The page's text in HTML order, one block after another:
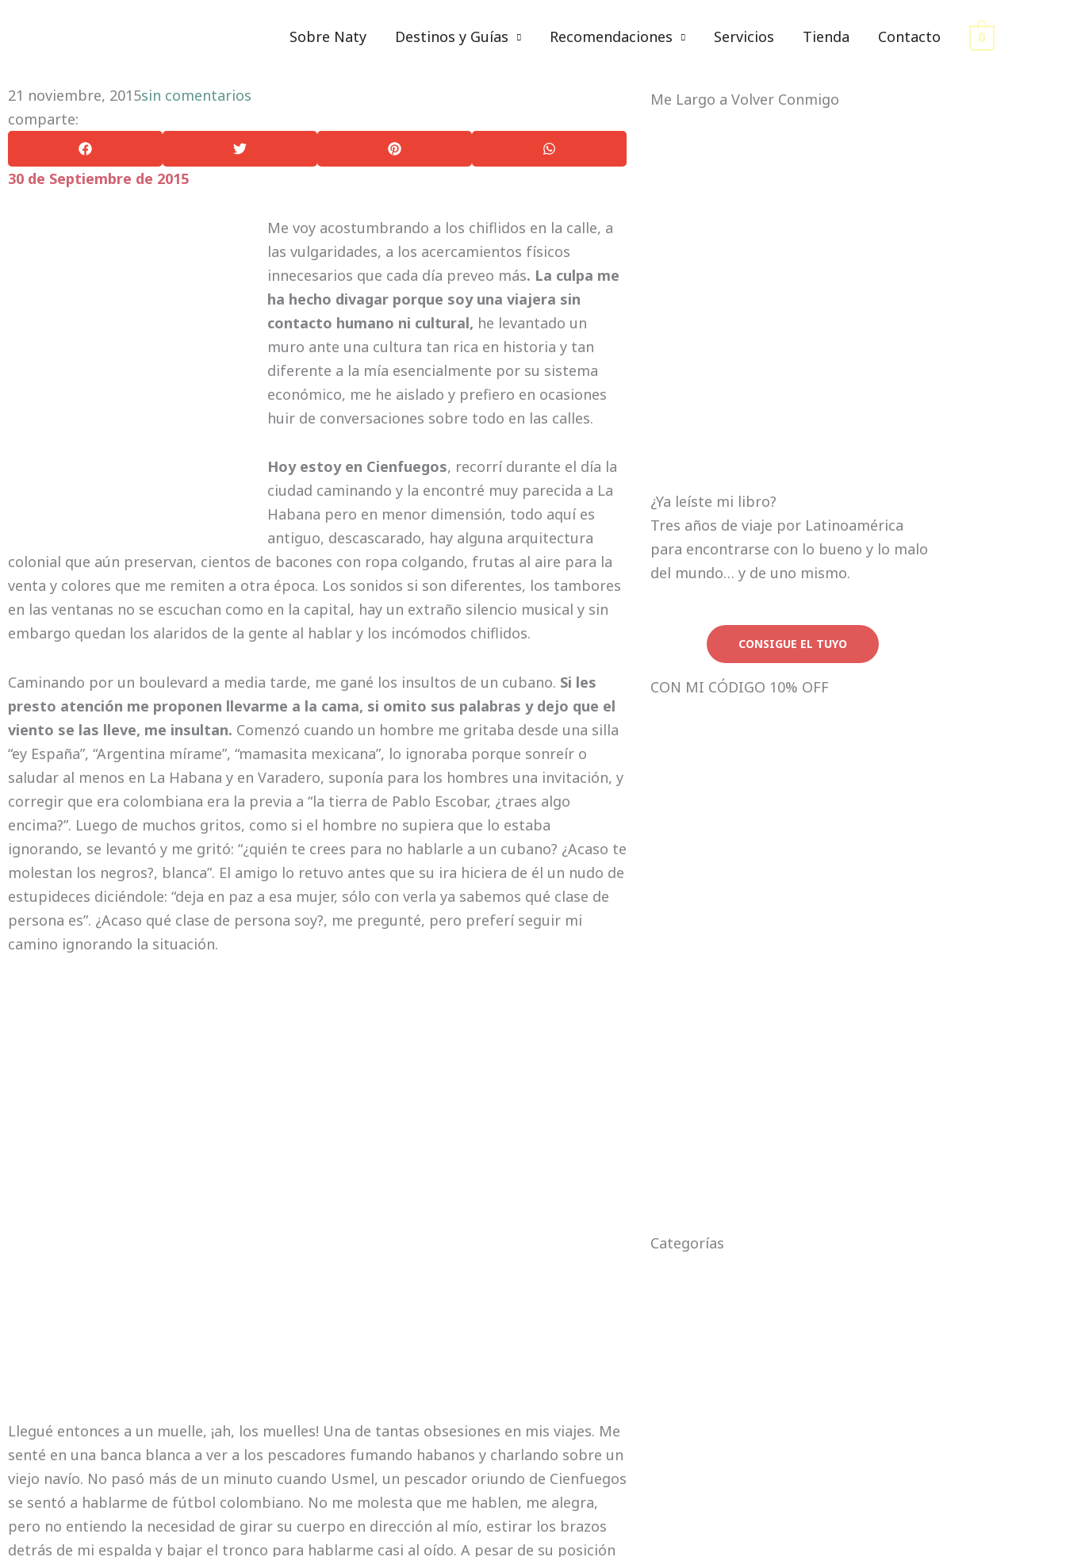
Sobre Naty Destinos y Guías Recomendaciones Servicios Tienda Contacto 0
21 noviembre, 2015sin comentarios
comparte:
30 de Septiembre de 2015
Me voy acostumbrando a los chiflidos en la calle, a
las vulgaridades, a los acercamientos físicos
innecesarios que cada día preveo más. La culpa me
ha hecho divagar porque soy una viajera sin
contacto humano ni cultural, he levantado un
muro ante una cultura tan rica en historia y tan
diferente a la mía esencialmente por su sistema
económico, me he aislado y prefiero en ocasiones
huir de conversaciones sobre todo en las calles.
Hoy estoy en Cienfuegos, recorrí durante el día la
ciudad caminando y la encontré muy parecida a La
Habana pero en menor dimensión, todo aquí es
antiguo, descascarado, hay alguna arquitectura
colonial que aún preservan, cientos de bacones con ropa colgando, frutas al aire para la
venta y colores que me remiten a otra época. Los sonidos si son diferentes, los tambores
en las ventanas no se escuchan como en la capital, hay un extraño silencio musical y sin
embargo quedan los alaridos de la gente al hablar y los incómodos chiflidos.
Caminando por un boulevard a media tarde, me gané los insultos de un cubano. Si les
presto atención me proponen llevarme a la cama, si omito sus palabras y dejo que el
viento se las lleve, me insultan. Comenzó cuando un hombre me gritaba desde una silla
“ey España”, “Argentina mírame”, “mamasita mexicana”, lo ignoraba porque sonreír o
saludar al menos en La Habana y en Varadero, suponía para los hombres una invitación, y
corregir que era colombiana era la previa a “la tierra de Pablo Escobar, ¿traes algo
encima?”. Luego de muchos gritos, como si el hombre no supiera que lo estaba
ignorando, se levantó y me gritó: “¿quién te crees para no hablarle a un cubano? ¿Acaso te
molestan los negros?, blanca”. El amigo lo retuvo antes que su ira hiciera de él un nudo de
estupideces diciéndole: “deja en paz a esa mujer, sólo con verla ya sabemos qué clase de
persona es”. ¿Acaso qué clase de persona soy?, me pregunté, pero preferí seguir mi
camino ignorando la situación.
Llegué entonces a un muelle, ¡ah, los muelles! Una de tantas obsesiones en mis viajes. Me
senté en una banca blanca a ver a los pescadores fumando habanos y charlando sobre un
viejo navío. No pasó más de un minuto cuando Usmel, un pescador oriundo de Cienfuegos
se sentó a hablarme de fútbol colombiano. No me molesta que me hablen, me alegra,
pero no entiendo la necesidad de girar su cuerpo en dirección al mío, estirar los brazos
detrás de mi espalda y bajar el tronco para hablarme casi al oído. A pesar de su posición
Me Largo a Volver Conmigo
¿Ya leíste mi libro?
Tres años de viaje por Latinoamérica
para encontrarse con lo bueno y lo malo
del mundo… y de uno mismo.
CONSIGUE EL TUYO
CON MI CÓDIGO 10% OFF
Categorías